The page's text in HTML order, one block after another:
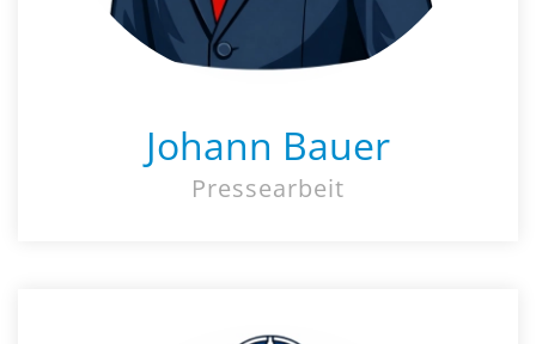
Johann Bauer
Pressearbeit